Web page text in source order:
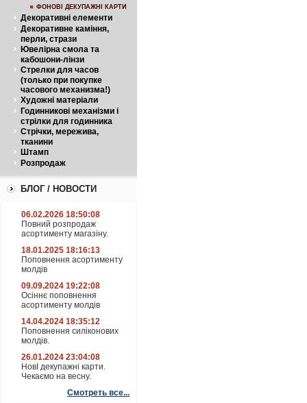
ФОНОВІ ДЕКУПАЖНІ КАРТИ
Декоративні елементи
Декоративне каміння,
перли, стрази
Ювелірна смола та
кабошони-лінзи
Стрелки для часов
(только при покупке
часового механизма!)
Художні матеріали
Годинникові механізми і
стрілки для годинника
Стрічки, мережива,
тканини
Штамп
Розпродаж
БЛОГ / НОВОСТИ
06.02.2026 18:50:08
Повний розпродаж
асортименту магазіну.
18.01.2025 18:16:13
Поповнення асортименту
молдів
09.09.2024 19:22:08
Осіннє поповнення
асортименту молдів
14.04.2024 18:35:12
Поповнення силіконових
молдів.
26.01.2024 23:04:08
НовІ декупажні карти.
Чекаємо на весну.
Смотреть все...